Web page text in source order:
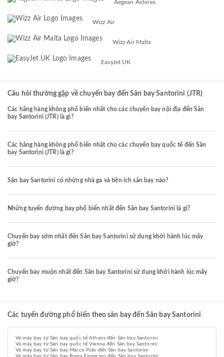
Aegean Airlines
Wizz Air
Wizz Air Malta
EasyJet UK
Câu hỏi thường gặp về chuyến bay đến Sân bay Santorini (JTR)
Các hãng hàng không phổ biến nhất cho các chuyến bay nội địa đến Sân
bay Santorini (JTR) là gì?
Các hãng hàng không phổ biến nhất cho các chuyến bay quốc tế đến Sân
bay Santorini (JTR) là gì?
Sân bay Santorini có những nhà ga và tiện ích sân bay nào?
Những tuyến đường bay phổ biến nhất đến Sân bay Santorini là gì?
Chuyến bay sớm nhất đến Sân bay Santorini sử dụng khởi hành lúc mấy
giờ?
Chuyến bay muộn nhất đến Sân bay Santorini sử dụng khởi hành lúc mấy
giờ?
Các tuyến đường phổ biến theo sân bay đến Sân bay Santorini
Vé máy bay từ Sân bay quốc tế Athens đến Sân bay Santorini
Vé máy bay từ Sân bay quốc tế Vienna đến Sân bay Santorini
Vé máy bay từ Sân bay Marco Polo đến Sân bay Santorini
Vé máy bay từ Sân bay Roma Fiumicino đến Sân bay Santorini